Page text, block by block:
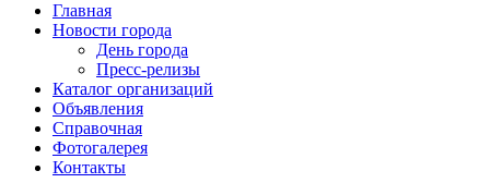
Главная
Новости города
День города
Пресс-релизы
Каталог организаций
Объявления
Справочная
Фотогалерея
Контакты